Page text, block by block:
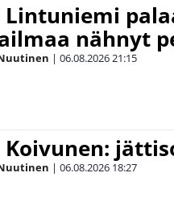
Lintuniemi
nähnyt
| 06.08.202621:15
Koivunen:
| 06.08.2026 18:27